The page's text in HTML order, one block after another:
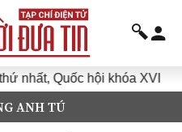
XVI Đưa Nghị quyết Đại
ANH TÚ